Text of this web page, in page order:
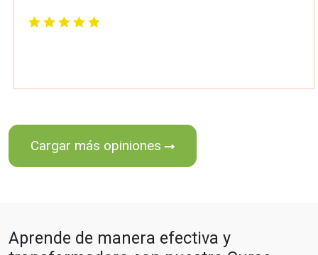
Cargar más opiniones
Aprende de manera efectiva y